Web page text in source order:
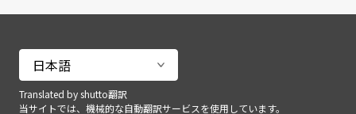
Translated by shutto翻訳
当サイトでは、機械的な自動翻訳サービスを使用しています。